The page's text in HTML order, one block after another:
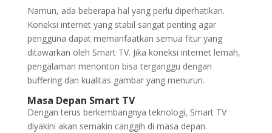
Namun, ada beberapa hal yang perlu diperhatikan.
Koneksi internet yang stabil sangat penting agar
pengguna dapat memanfaatkan semua fitur yang
ditawarkan oleh Smart TV. Jika koneksi internet lemah,
pengalaman menonton bisa terganggu dengan
buffering dan kualitas gambar yang menurun.
Masa Depan Smart TV
Dengan terus berkembangnya teknologi, Smart TV
diyakini akan semakin canggih di masa depan.